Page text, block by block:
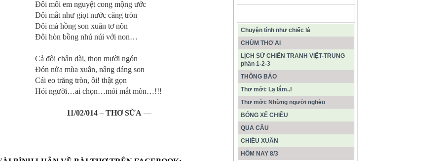
em nguyệt cong mộng ước
như giọt nước căng tròn
hồng son xuân tơ nõn
bồng nhú núi với non…
chân dài, thon mười ngón
mùa xuân, nâng dáng son
trăng tròn, ôi! thật gọn
chọn…mỏi mắt mòn…!!!
11/02/014 – THƠ SỮA —
Chuyện tình như chiếc lá
CHÙM THƠ AI
LỊCH SỬ CHIẾN TRANH VIỆT-TRUNG
phần 1-2-3
THÔNG BÁO
Thơ mới: Lạ lắm..!
Thơ mới: Những người nghèo
BÓNG XẾ CHIỀU
QUA CẦU
CHIỀU XUÂN
HÔM NAY 8/3